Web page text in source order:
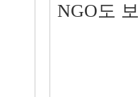
NGO도